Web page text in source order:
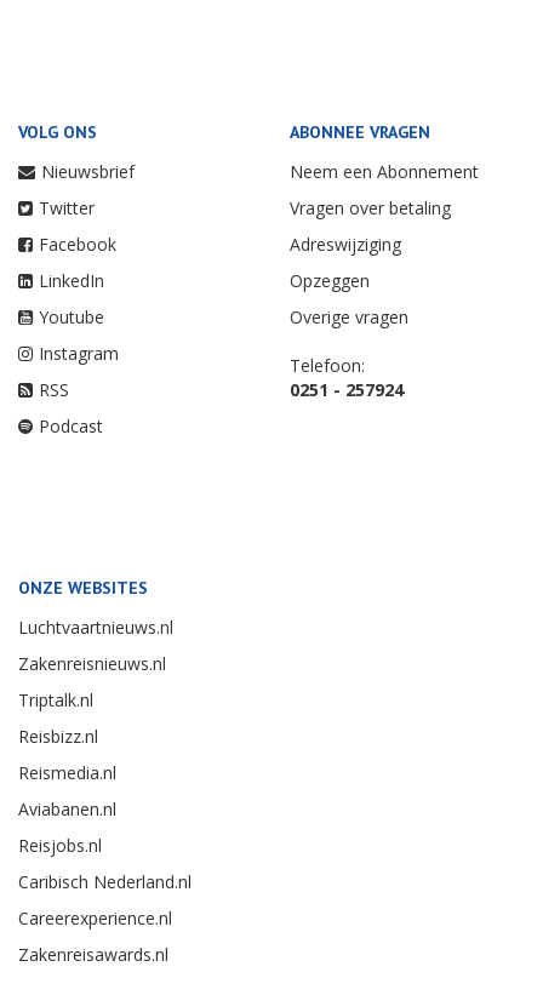
VOLG ONS
Nieuwsbrief
Twitter
Facebook
LinkedIn
Youtube
Instagram
RSS
Podcast
ABONNEE VRAGEN
Neem een Abonnement
Vragen over betaling
Adreswijziging
Opzeggen
Overige vragen
Telefoon:
0251 - 257924
ONZE WEBSITES
Luchtvaartnieuws.nl
Zakenreisnieuws.nl
Triptalk.nl
Reisbizz.nl
Reismedia.nl
Aviabanen.nl
Reisjobs.nl
Caribisch Nederland.nl
Careerexperience.nl
Zakenreisawards.nl